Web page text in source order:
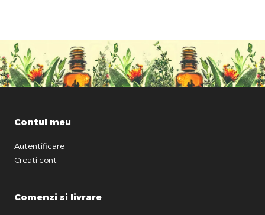
Contul meu
Autentificare
Creati cont
Comenzi si livrare